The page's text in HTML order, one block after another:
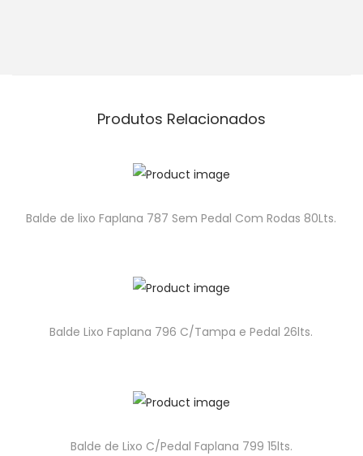
Produtos Relacionados
Balde de lixo Faplana 787 Sem Pedal Com Rodas 80Lts.
Balde Lixo Faplana 796 C/Tampa e Pedal 26lts.
Balde de Lixo C/Pedal Faplana 799 15lts.